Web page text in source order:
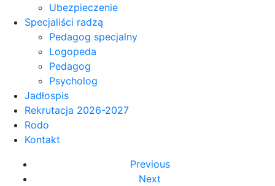
Ubezpieczenie
Specjaliści radzą
Pedagog specjalny
Logopeda
Pedagog
Psycholog
Jadłospis
Rekrutacja 2026-2027
Rodo
Kontakt
Previous
Next